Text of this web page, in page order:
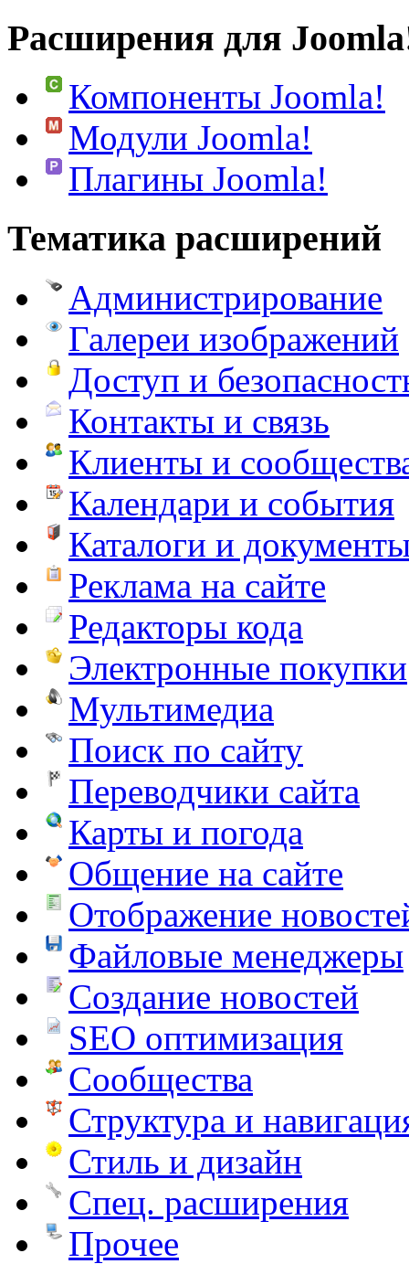
Расширения для
Компоненты Joomla!
Модули Joomla!
Плагины Joomla!
Тематика расширений
Администрирование
Галереи изображений
Доступ и
Контакты и связь
Клиенты и
Календари и события
Каталоги и
Реклама на сайте
Редакторы кода
Электронные покупки
Мультимедиа
Поиск по сайту
Переводчики сайта
Карты и погода
Общение на сайте
Отображение
Файловые менеджеры
Создание новостей
SEO оптимизация
Сообщества
Структура и
Стиль и дизайн
Спец. расширения
Прочее